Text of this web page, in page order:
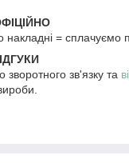
накладні = сплачуємо
зворотного зв'язку та